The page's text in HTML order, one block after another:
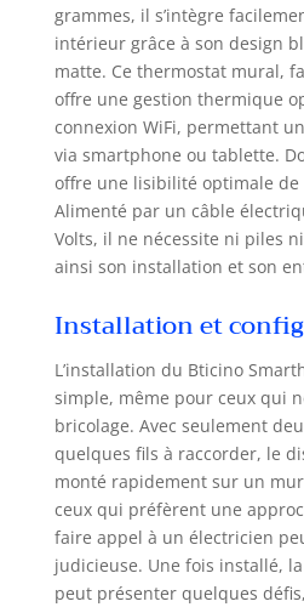
grammes, il s’intègre
intérieur grâce à son design
matte. Ce thermostat mural,
offre une gestion thermique
connexion WiFi, permettant
via smartphone ou tablette.
offre une lisibilité optimale
Alimenté par un câble
Volts, il ne nécessite ni piles
ainsi son installation et son
Installation et
L’installation du Bticino
simple, même pour ceux qui
bricolage. Avec seulement
quelques fils à raccorder, le
monté rapidement sur un
ceux qui préfèrent une
faire appel à un électricien
judicieuse. Une fois installé,
peut présenter quelques